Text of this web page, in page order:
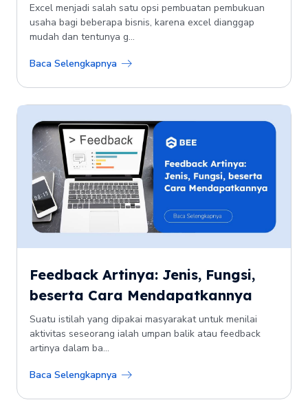
Excel menjadi salah satu opsi pembuatan pembukuan
usaha bagi beberapa bisnis, karena excel dianggap
mudah dan tentunya g...
Baca Selengkapnya
Feedback Artinya: Jenis, Fungsi,
beserta Cara Mendapatkannya
Suatu istilah yang dipakai masyarakat untuk menilai
aktivitas seseorang ialah umpan balik atau feedback
artinya dalam ba...
Baca Selengkapnya